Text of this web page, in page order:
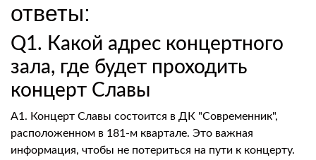
ответы:
Q1. Какой адрес концертного
зала, где будет проходить
концерт Славы
A1. Концерт Славы состоится в ДК "Современник",
расположенном в 181-м квартале. Это важная
информация, чтобы не потериться на пути к концерту.